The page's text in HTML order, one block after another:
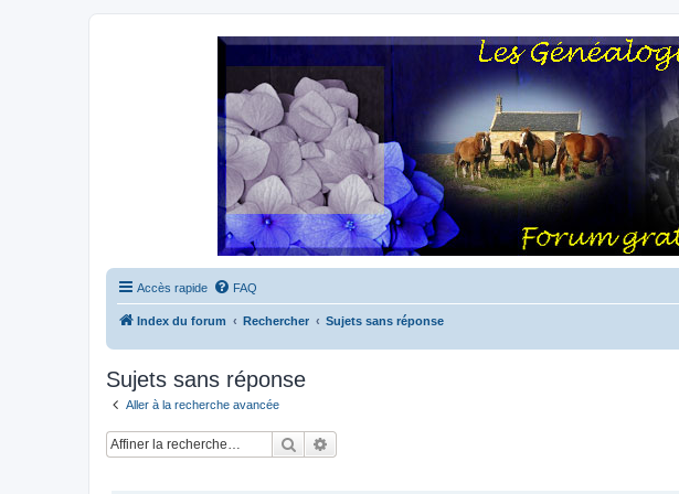
Accès rapide FAQ
Index du forum Rechercher Sujets sans réponse
Sujets sans réponse
Aller à la recherche avancée
Rechercher